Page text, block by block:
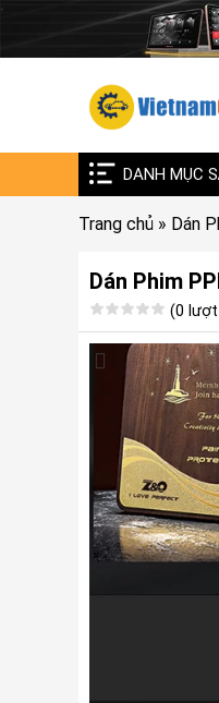
DANH MỤC
Trang chủ » Dán
Dán Phim
(0 lượt